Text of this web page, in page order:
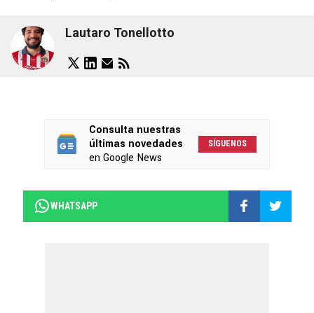
Lautaro Tonellotto
Consulta nuestras
últimas novedades
en Google News
SÍGUENOS
WHATSAPP